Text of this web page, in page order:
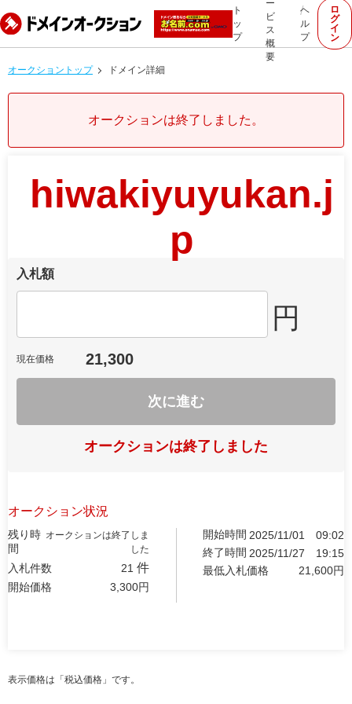
ト
ッ
プ
ー
ビ
ス
概
要
ヘ
ル
プ
ロ
グ
イ
ン
オークショントップ ドメイン詳細
オークションは終了しました。
hiwakiyuyukan.j
p
入札額
円
現在価格 21,300
次に進む
オークションは終了しました
オークション状況
残り時
間
オークションは終了しま
した
入札件数 21 件
開始価格 3,300円
開始時間 2025/11/01
09:02
終了時間 2025/11/27
19:15
最低入札価格
21,600円
表示価格は「税込価格」です。